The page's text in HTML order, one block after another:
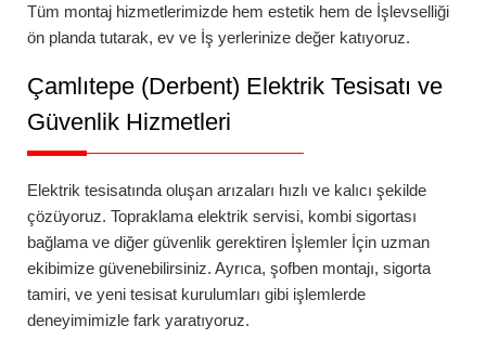
Tüm montaj hizmetlerimizde hem estetik hem de İşlevselliği
ön planda tutarak, ev ve İş yerlerinize değer katıyoruz.
Çamlıtepe (Derbent) Elektrik Tesisatı ve
Güvenlik Hizmetleri
Elektrik tesisatında oluşan arızaları hızlı ve kalıcı şekilde
çözüyoruz. Topraklama elektrik servisi, kombi sigortası
bağlama ve diğer güvenlik gerektiren İşlemler İçin uzman
ekibimize güvenebilirsiniz. Ayrıca, şofben montajı, sigorta
tamiri, ve yeni tesisat kurulumları gibi işlemlerde
deneyimimizle fark yaratıyoruz.